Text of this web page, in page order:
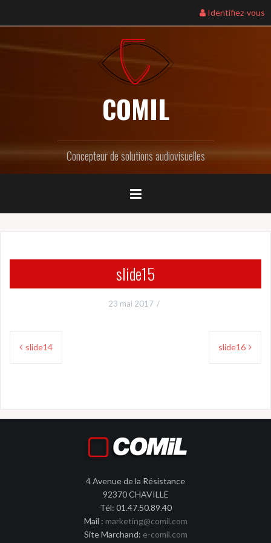
Identifiez-vous
COMIL
Concepteur de solutions audiovisuelles
slide15
23 mai 2017
slide14 slide16
4 Avenue de la Résistance
92370 CHAVILLE
Tél: 01.47.50.89.40
Mail : marketing@comil.com
Site Marchand: e-comil.com